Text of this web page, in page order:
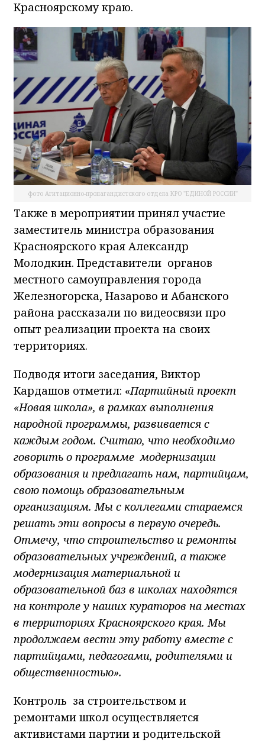
Красноярскому краю.
фото Агитационно-пропагандистского отдела КРО "ЕДИНОЙ РОССИИ"
Также в мероприятии принял участие
заместитель министра образования
Красноярского края Александр
Молодкин. Представители органов
местного самоуправления города
Железногорска, Назарово и Абанского
района рассказали по видеосвязи про
опыт реализации проекта на своих
территориях.
Подводя итоги заседания, Виктор
Кардашов отметил: «Партийный проект
«Новая школа», в рамках выполнения
народной программы, развивается с
каждым годом. Считаю, что необходимо
говорить о программе модернизации
образования и предлагать нам, партийцам,
свою помощь образовательным
организациям. Мы с коллегами стараемся
решать эти вопросы в первую очередь.
Отмечу, что строительство и ремонты
образовательных учреждений, а также
модернизация материальной и
образовательной баз в школах находятся
на контроле у наших кураторов на местах
в территориях Красноярского края. Мы
продолжаем вести эту работу вместе с
партийцами, педагогами, родителями и
общественностью».
Контроль за строительством и
ремонтами школ осуществляется
активистами партии и родительской